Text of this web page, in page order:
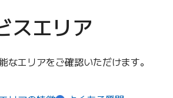
スエリア
エリアをご確認いただけます。